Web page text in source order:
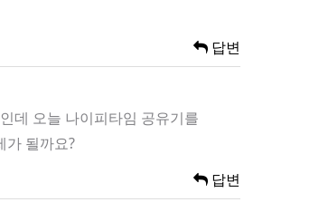
답변
데 오늘 나이피타임 공유기를
가 될까요?
답변